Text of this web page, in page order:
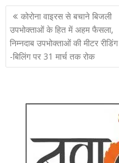
पोस्ट
नेविगेशन
कोरोना वाइरस से बचाने बिजली
उपभोक्ताओं के हित में अहम फैसला,
निम्नदाब उपभोक्ताओं की मीटर रीडिंग
-बिलिंग पर 31 मार्च तक रोक